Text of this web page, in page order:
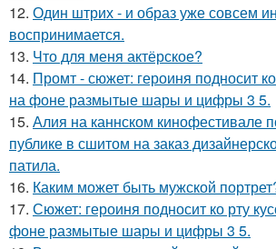
12. Один штрих - и образ уже совсем
воспринимается.
13. Что для меня актёрское?
14. Промт - сюжет: героиня подносит ко
на фоне размытые шары и цифры 3 5.
15. Алия на каннском кинофестивале
публике в сшитом на заказ
патила.
16. Каким может быть мужской
17. Сюжет: героиня подносит ко рту
фоне размытые шары и цифры 3 5.